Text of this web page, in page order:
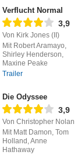
Verflucht Normal
3,9
Von Kirk Jones (II)
Mit Robert Aramayo,
Shirley Henderson,
Maxine Peake
Trailer
Die Odyssee
3,9
Von Christopher Nolan
Mit Matt Damon, Tom
Holland, Anne
Hathaway